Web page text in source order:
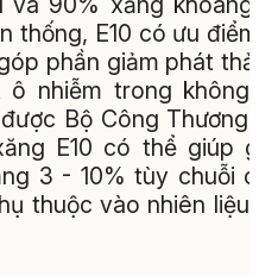
thống, E10 có ưu
phần giảm phát
nhiễm trong không
Bộ Công Thương
E10 có thể giúp
3 - 10% tùy chuỗi
thuộc vào nhiên liệu